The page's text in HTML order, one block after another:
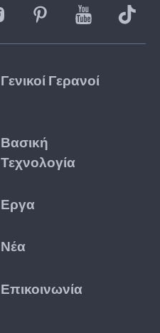
Γενικοί Γερανοί
Βασική
Τεχνολογία
Εργα
Νέα
Επικοινωνία